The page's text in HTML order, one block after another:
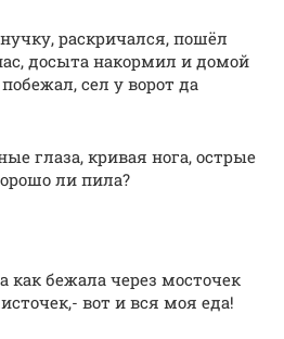
раскричался, пошёл
досыта накормил и домой
сел у ворот да
глаза, кривая нога, острые
ли пила?
как бежала через мосточек
вот и вся моя еда!